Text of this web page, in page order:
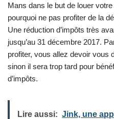
Mans dans le but de louer
pourquoi ne pas profiter de la
Une réduction d’impôts très
jusqu’au 31 décembre 2017.
profiter, vous allez devoir vous
sinon il sera trop tard pour
d’impôts.
Lire aussi: Jink, une